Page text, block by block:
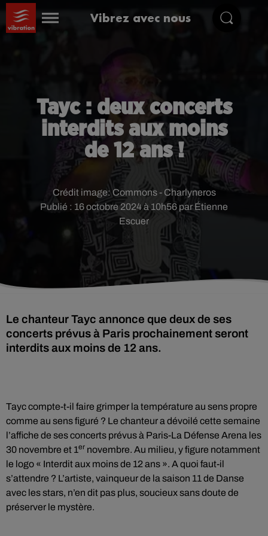
Vibrez avec nous
Tayc : deux concerts
interdits aux moins
de 12 ans !
Publié : 16 octobre 2024 à 10h56 par Étienne
Escuer
Crédit image:Commons - Charlyneros
Le chanteur Tayc annonce que deux de ses
concerts prévus à Paris prochainement seront
interdits aux moins de 12 ans.
Tayc compte-t-il faire grimper la température au sens propre
comme au sens figuré ? Le chanteur a dévoilé cette semaine
l’affiche de ses concerts prévus à Paris-La Défense Arena les
30 novembre et 1er novembre. Au milieu, y figure notamment
le logo « Interdit aux moins de 12 ans ». A quoi faut-il
s’attendre ? L’artiste, vainqueur de la saison 11 de Danse
avec les stars, n’en dit pas plus, soucieux sans doute de
préserver le mystère.